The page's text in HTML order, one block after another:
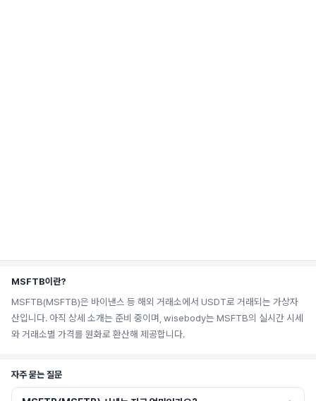
MSFTB이란?
MSFTB(MSFTB)은 바이낸스 등 해외 거래소에서 USDT로 거래되는 가상자
산입니다. 아직 상세 소개는 준비 중이며, wisebody는 MSFTB의 실시간 시세
와 거래소별 가격를 원화로 환산해 제공합니다.
자주 묻는 질문